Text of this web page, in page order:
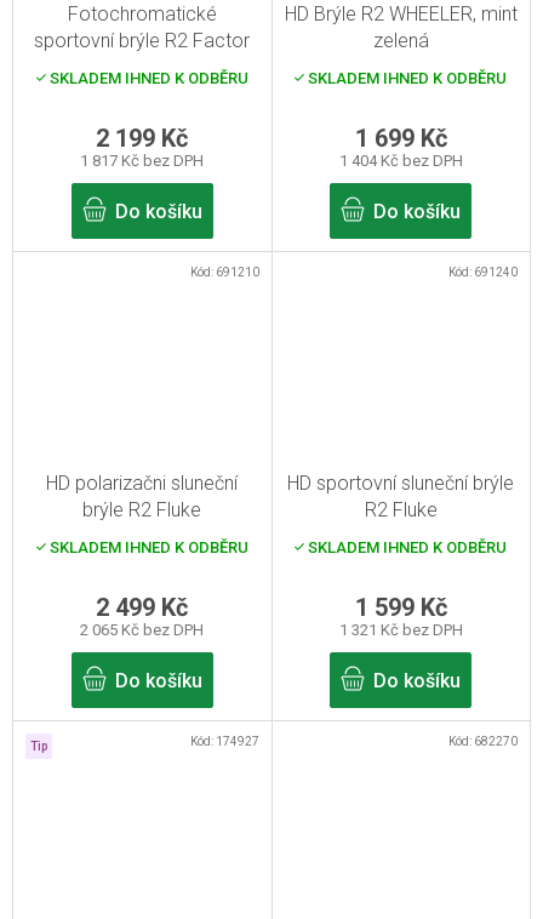
Fotochromatické
sportovní brýle R2 Factor
SKLADEM IHNED K ODBĚRU
1 817 Kč bez DPH
2 199 Kč
Do košíku
HD Brýle R2 WHEELER, mint
zelená
SKLADEM IHNED K ODBĚRU
1 404 Kč bez DPH
1 699 Kč
Do košíku
HD polarizačni sluneční
brýle R2 Fluke
SKLADEM IHNED K ODBĚRU
2 065 Kč bez DPH
2 499 Kč
Do košíku
Kód: 691210
HD sportovní sluneční brýle
R2 Fluke
SKLADEM IHNED K ODBĚRU
1 321 Kč bez DPH
1 599 Kč
Do košíku
Kód: 691240
Tip Kód: 174927 Kód: 682270